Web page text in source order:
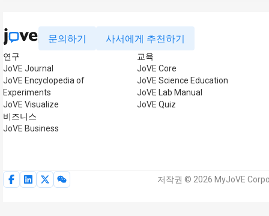
문의하기 사서에게 추천하기
연구
JoVE Journal
JoVE Encyclopedia of
Experiments
JoVE Visualize
비즈니스
JoVE Business
교육
JoVE Core
JoVE Science Education
JoVE Lab Manual
JoVE Quiz
저작권 © 2026 MyJoVE